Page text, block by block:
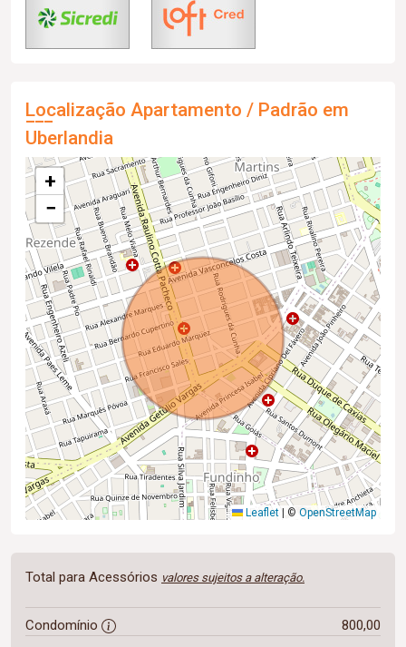
Localização Apartamento / Padrão em
Uberlandia
+
−
Leaflet | © OpenStreetMap
Total para Acessórios valores sujeitos a alteração.
Condomínio
800,00